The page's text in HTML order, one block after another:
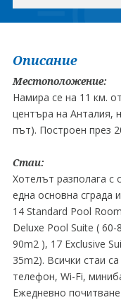
Описание
Местоположение:
Намира се на 11 км.
центъра на Анталия,
път). Построен през
Стаи:
Хотелът разполага с
една основна сграда
14 Standard Pool
Deluxe Pool Suite (
90m2 ), 17 Exclusive
35m2). Всички стаи
телефон, Wi-Fi,
Ежедневно